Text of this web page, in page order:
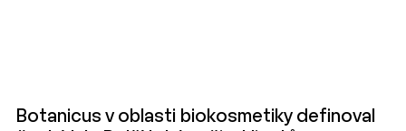
Botanicus v oblasti biokosmetiky definoval